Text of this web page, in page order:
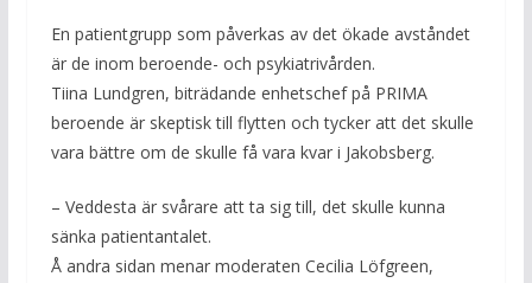
En patientgrupp som påverkas av det ökade avståndet
är de inom beroende- och psykiatrivården.
Tiina Lundgren, biträdande enhetschef på PRIMA
beroende är skeptisk till flytten och tycker att det skulle
vara bättre om de skulle få vara kvar i Jakobsberg.
– Veddesta är svårare att ta sig till, det skulle kunna
sänka patientantalet.
Å andra sidan menar moderaten Cecilia Löfgreen,